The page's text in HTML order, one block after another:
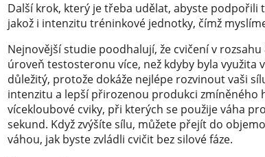
Další krok, který je třeba udělat, abyste
jakož i intenzitu tréninkové jednotky, čímž
Nejnovější studie poodhalují, že cvičení v
úroveň testosteronu více, než kdyby byla využita
důležitý, protože dokáže nejlépe rozvinout vaši
intenzitu a lepší přirozenou produkci
vícekloubové cviky, při kterých se použije váha
sekund. Když zvýšíte sílu, můžete přejít do
váhou, jak byste zvládli cvičit bez silové fáze.